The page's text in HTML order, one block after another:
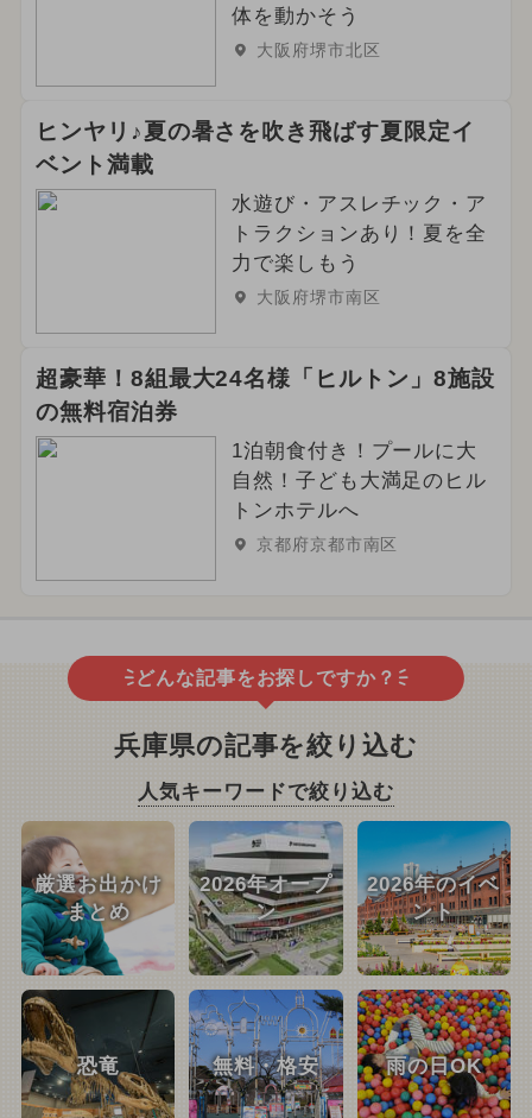
体を動かそう
大阪府堺市北区
ヒンヤリ♪夏の暑さを吹き飛ばす夏限定イ
ベント満載
水遊び・アスレチック・ア
トラクションあり！夏を全
力で楽しもう
大阪府堺市南区
超豪華！8組最大24名様「ヒルトン」8施設
の無料宿泊券
1泊朝食付き！プールに大
自然！子ども大満足のヒル
トンホテルへ
京都府京都市南区
どんな記事をお探しですか？
兵庫県の記事を絞り込む
人気キーワードで絞り込む
厳選お出かけ
まとめ
2026年オープ
ン
2026年のイベ
ント
恐竜 無料・格安 雨の日OK